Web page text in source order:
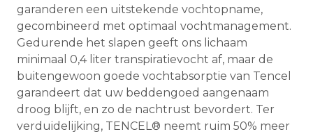
garanderen een uitstekende vochtopname,
gecombineerd met optimaal vochtmanagement.
Gedurende het slapen geeft ons lichaam
minimaal 0,4 liter transpiratievocht af, maar de
buitengewoon goede vochtabsorptie van Tencel
garandeert dat uw beddengoed aangenaam
droog blijft, en zo de nachtrust bevordert. Ter
verduidelijking, TENCEL® neemt ruim 50% meer